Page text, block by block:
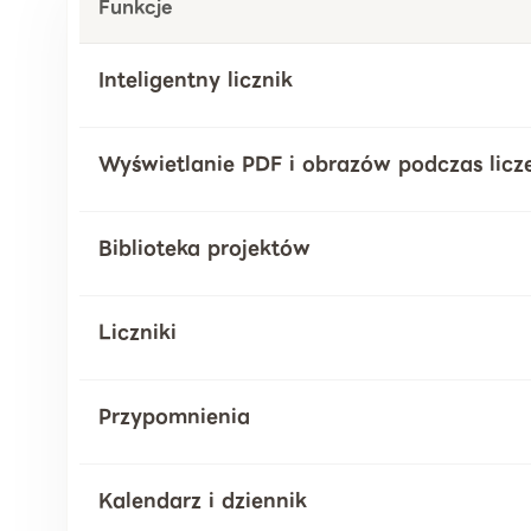
Funkcje
Inteligentny licznik
Wyświetlanie PDF i obrazów podczas
Biblioteka projektów
Liczniki
Przypomnienia
Kalendarz i dziennik